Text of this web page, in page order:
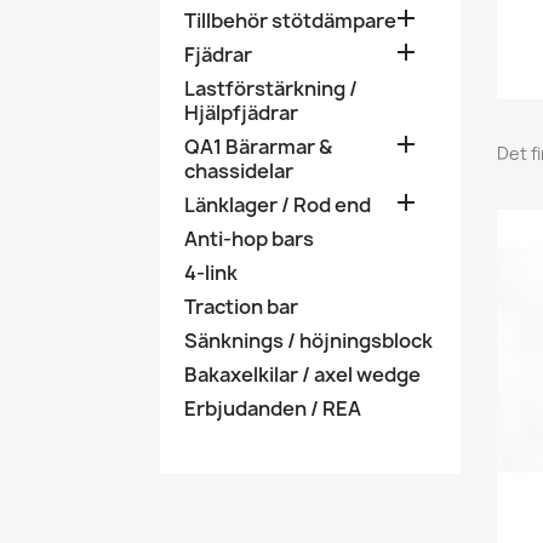
Tillbehör stötdämpare
Fjädrar 
Lastförstärkning /
Hjälpfjädrar
QA1 Bärarmar &
chassidelar

Länklager / Rod end 
Anti-hop bars
4-link
Traction bar
Sänknings / höjningsblock
Bakaxelkilar / axel wedge
Erbjudanden / REA
Det